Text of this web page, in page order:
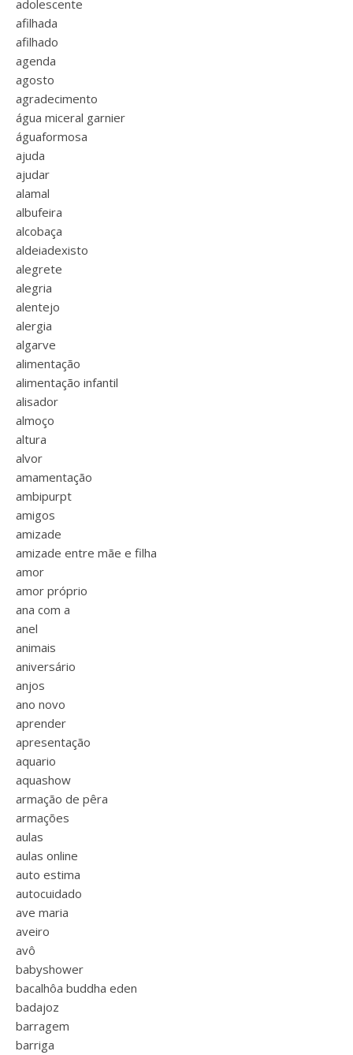
adolescente
afilhada
afilhado
agenda
agosto
agradecimento
água miceral garnier
águaformosa
ajuda
ajudar
alamal
albufeira
alcobaça
aldeiadexisto
alegrete
alegria
alentejo
alergia
algarve
alimentação
alimentação infantil
alisador
almoço
altura
alvor
amamentação
ambipurpt
amigos
amizade
amizade entre mãe e filha
amor
amor próprio
ana com a
anel
animais
aniversário
anjos
ano novo
aprender
apresentação
aquario
aquashow
armação de pêra
armações
aulas
aulas online
auto estima
autocuidado
ave maria
aveiro
avô
babyshower
bacalhôa buddha eden
badajoz
barragem
barriga